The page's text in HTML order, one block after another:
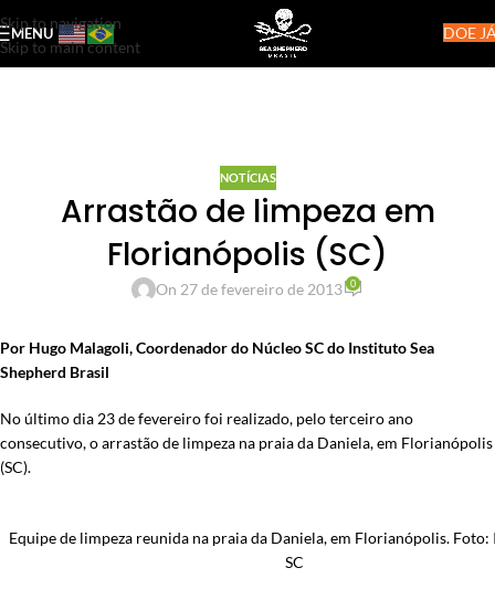
Skip to navigation
Skip to main content
MENU DOE
NOTÍCIAS
Arrastão de limpeza em
Florianópolis (SC)
On 27 de fevereiro de 2013 0
Por Hugo Malagoli, Coordenador do Núcleo SC do Instituto Sea
Shepherd Brasil
No último dia 23 de fevereiro foi realizado, pelo terceiro ano
consecutivo, o arrastão de limpeza na praia da Daniela, em Florianópolis
(SC).
Equipe de limpeza reunida na praia da Daniela, em Florianópolis. Foto:
SC